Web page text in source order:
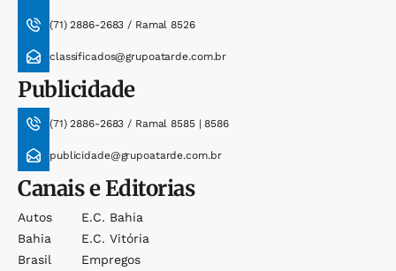
(71) 2886-2683 / Ramal 8526
classificados@grupoatarde.com.br
Publicidade
(71) 2886-2683 / Ramal 8585 | 8586
publicidade@grupoatarde.com.br
Canais e Editorias
Autos
Bahia
Brasil
E.c. Bahia
E.c. Vitória
Empregos